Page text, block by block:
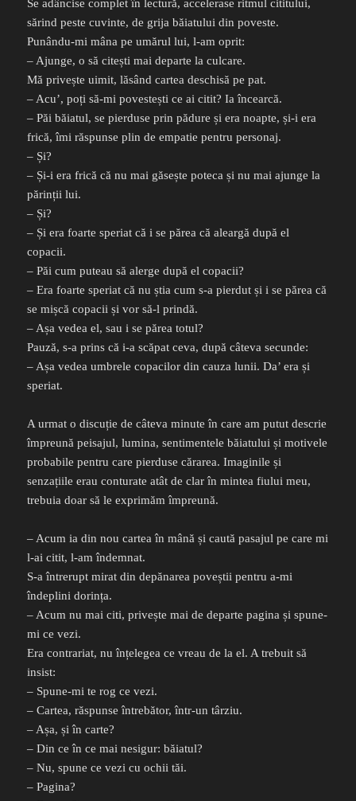
Se adâncise complet în lectură, accelerase ritmul cititului,
sărind peste cuvinte, de grija băiatului din poveste.
Punându-mi mâna pe umărul lui, l-am oprit:
– Ajunge, o să citești mai departe la culcare.
Mă privește uimit, lăsând cartea deschisă pe pat.
– Acu’, poți să-mi povestești ce ai citit? Ia încearcă.
– Păi băiatul, se pierduse prin pădure și era noapte, și-i era
frică, îmi răspunse plin de empatie pentru personaj.
– Și?
– Și-i era frică că nu mai găsește poteca și nu mai ajunge la
părinții lui.
– Și?
– Și era foarte speriat că i se părea că aleargă după el
copacii.
– Păi cum puteau să alerge după el copacii?
– Era foarte speriat că nu știa cum s-a pierdut și i se părea că
se mișcă copacii și vor să-l prindă.
– Așa vedea el, sau i se părea totul?
Pauză, s-a prins că i-a scăpat ceva, după câteva secunde:
– Așa vedea umbrele copacilor din cauza lunii. Da’ era și
speriat.
A urmat o discuție de câteva minute în care am putut descrie
împreună peisajul, lumina, sentimentele băiatului și motivele
probabile pentru care pierduse cărarea. Imaginile și
senzațiile erau conturate atât de clar în mintea fiului meu,
trebuia doar să le exprimăm împreună.
– Acum ia din nou cartea în mână și caută pasajul pe care mi
l-ai citit, l-am îndemnat.
S-a întrerupt mirat din depănarea poveștii pentru a-mi
îndeplini dorința.
– Acum nu mai citi, privește mai de departe pagina și spune-
mi ce vezi.
Era contrariat, nu înțelegea ce vreau de la el. A trebuit să
insist:
– Spune-mi te rog ce vezi.
– Cartea, răspunse întrebător, într-un târziu.
– Așa, și în carte?
– Din ce în ce mai nesigur: băiatul?
– Nu, spune ce vezi cu ochii tăi.
– Pagina?